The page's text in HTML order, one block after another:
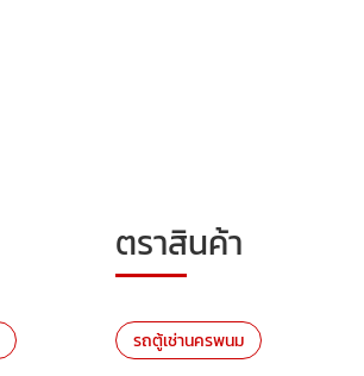
ตราสินค้า
รถตู้เช่านครพนม